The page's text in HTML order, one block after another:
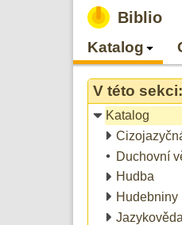
Biblio
Katalog
V této sekci:
Katalog
Duchovní
Hudba
Hudebniny